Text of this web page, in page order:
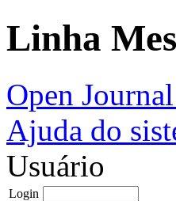
Linha
Open
Ajuda do
Usuário
Login